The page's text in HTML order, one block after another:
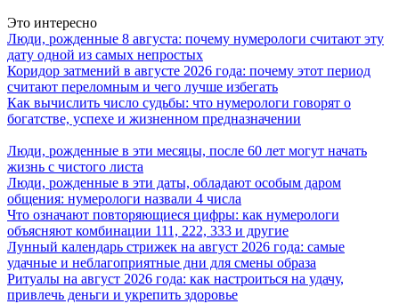
Это интересно
Люди, рожденные 8 августа: почему нумерологи считают эту
дату одной из самых непростых
Коридор затмений в августе 2026 года: почему этот период
считают переломным и чего лучше избегать
Как вычислить число судьбы: что нумерологи говорят о
богатстве, успехе и жизненном предназначении
Люди, рожденные в эти месяцы, после 60 лет могут начать
жизнь с чистого листа
Люди, рожденные в эти даты, обладают особым даром
общения: нумерологи назвали 4 числа
Что означают повторяющиеся цифры: как нумерологи
объясняют комбинации 111, 222, 333 и другие
Лунный календарь стрижек на август 2026 года: самые
удачные и неблагоприятные дни для смены образа
Ритуалы на август 2026 года: как настроиться на удачу,
привлечь деньги и укрепить здоровье